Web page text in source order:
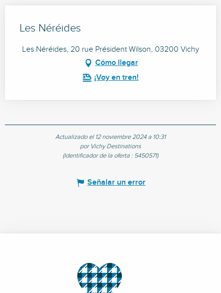
Les Néréides
Les Néréides, 20 rue Président Wilson, 03200 Vichy
Cómo llegar
¡Voy en tren!
Actualizado el 12 noviembre 2024 a 10:31
por Vichy Destinations
(Identificador de la oferta : 5450571)
Señalar un error